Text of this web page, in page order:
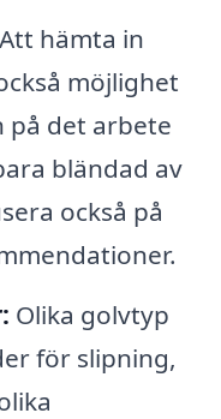
Att hämta in
möjlighet
på det arbete
bländad av
också på
Olika golvtyp
för slipning,